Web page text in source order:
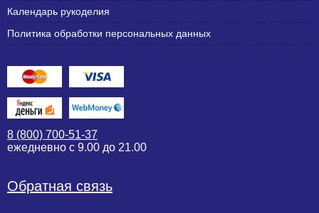
Календарь рукоделия
Политика обработки персональных данных
8 (800) 700-51-37
ежедневно с 9.00 до 21.00
Обратная связь